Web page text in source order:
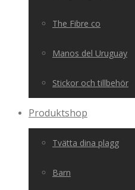
The Fibre co
Manos del Uruguay
Stickor och tillbehör
Produktshop
Tvätta dina plagg
Barn